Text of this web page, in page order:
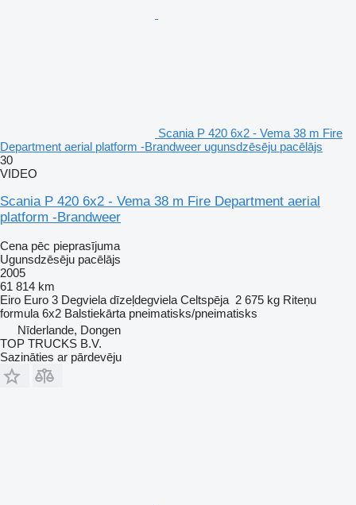
Scania P 420 6x2 - Vema 38 m Fire
Department aerial platform -Brandweer ugunsdzēsēju pacēlājs
30
VIDEO
Scania P 420 6x2 - Vema 38 m Fire Department aerial
platform -Brandweer
Cena pēc pieprasījuma
Ugunsdzēsēju pacēlājs
2005
61 814 km
Eiro Euro 3 Degviela dīzeļdegviela Celtspēja 2 675 kg Riteņu
formula 6x2 Balstiekārta pneimatisks/pneimatisks
Nīderlande, Dongen
TOP TRUCKS B.V.
Sazināties ar pārdevēju